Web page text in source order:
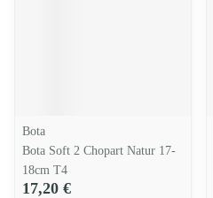
Bota
Bota Soft 2 Chopart Natur 17-
18cm T4
17,20 €